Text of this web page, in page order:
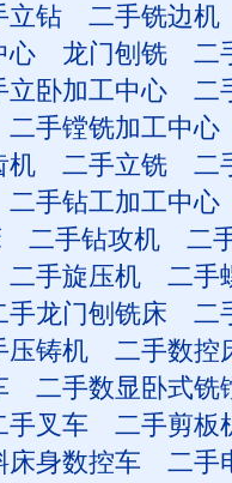
立钻
二手铣边机
心 龙门刨铣
二
立卧加工中心
二
二手镗铣加工中心
机 二手立铣
二
二手钻工加工中心
二手钻攻机
二
二手旋压机
二手
手龙门刨铣床
二
压铸机
二手数控
二手数显卧式铣
手叉车
二手剪板
床身数控车
二手